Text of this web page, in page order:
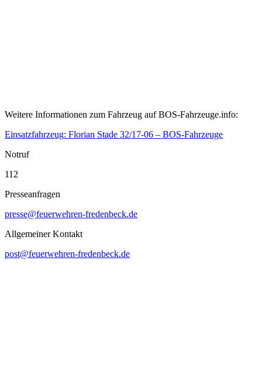
Weitere Informationen zum Fahrzeug auf BOS-Fahrzeuge.info:
Einsatzfahrzeug: Florian Stade 32/17-06 – BOS-Fahrzeuge
Notruf
112
Presseanfragen
presse@feuerwehren-fredenbeck.de
Allgemeiner Kontakt
post@feuerwehren-fredenbeck.de